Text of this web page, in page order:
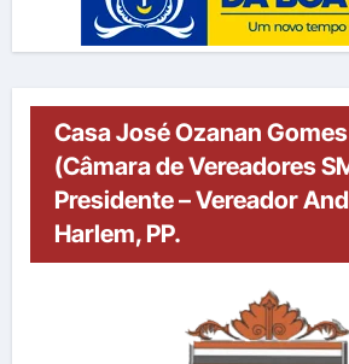
Casa José Ozanan
(Câmara de Vereadores
Presidente – Vereador
Harlem, PP.